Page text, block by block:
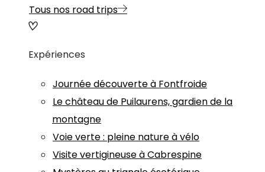
Tous nos road trips
Expériences
Journée découverte à Fontfroide
Le château de Puilaurens, gardien de la
montagne
Voie verte : pleine nature à vélo
Visite vertigineuse à Cabrespine